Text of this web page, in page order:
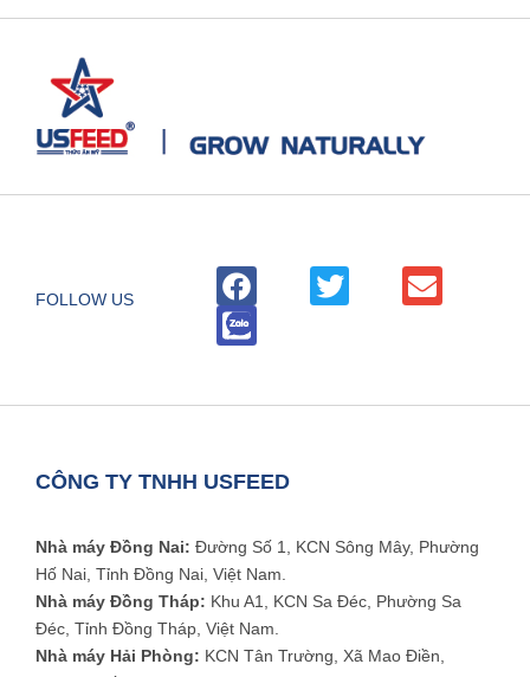
FOLLOW US
CÔNG TY TNHH USFEED
Nhà máy Đồng Nai: Đường Số 1, KCN Sông Mây, Phường
Hố Nai, Tỉnh Đồng Nai, Việt Nam.
Nhà máy Đồng Tháp: Khu A1, KCN Sa Đéc, Phường Sa
Đéc, Tỉnh Đồng Tháp, Việt Nam.
Nhà máy Hải Phòng: KCN Tân Trường, Xã Mao Điền,